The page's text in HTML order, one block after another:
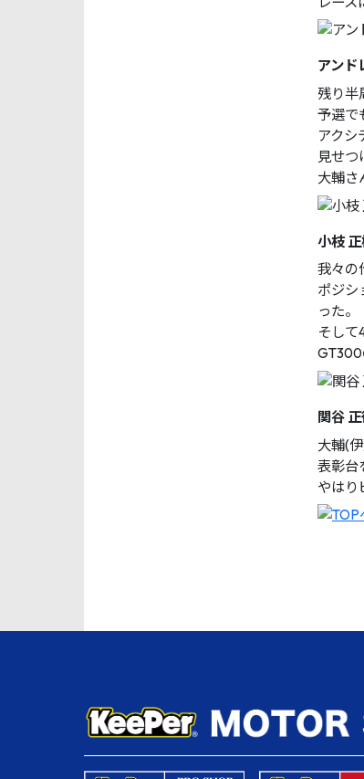
アンド
残り半
予選で
アクシ
見せつ
大輔さ
小枝 正
我々の
ポジシ
った。
そして
GT300
関谷 正
大輔(
表彰台
やはり